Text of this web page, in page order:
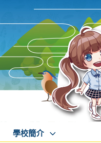
學校簡介